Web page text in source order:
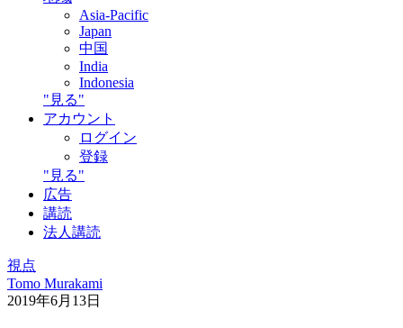
Asia-Pacific
Japan
中国
India
Indonesia
"見る"
アカウント
ログイン
登録
"見る"
広告
講読
法人講読
視点
Tomo Murakami
2019年6月13日